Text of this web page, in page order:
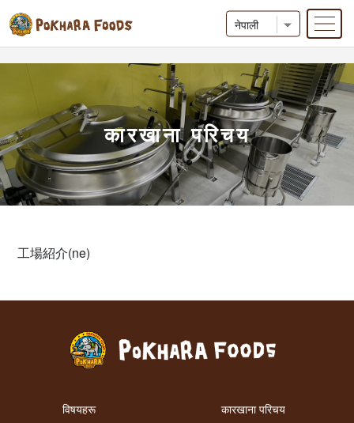
Skip
content
कारखाना परिचय
工場紹介(ne)
विषयहरू
कारखाना परिचय